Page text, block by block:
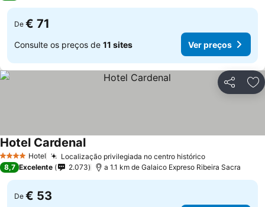
De € 71
Consulte os preços de 11 sites Ver preços
Partilhar
4 EstrelasHotel Localização privilegiada no centro histórico
Hotel Cardenal
8,7 Excelente 2.073 a 1.1 km de Galaico Expreso Ribeira Sacra
De € 53